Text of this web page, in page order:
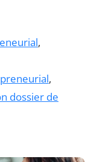
,
,
dossier de